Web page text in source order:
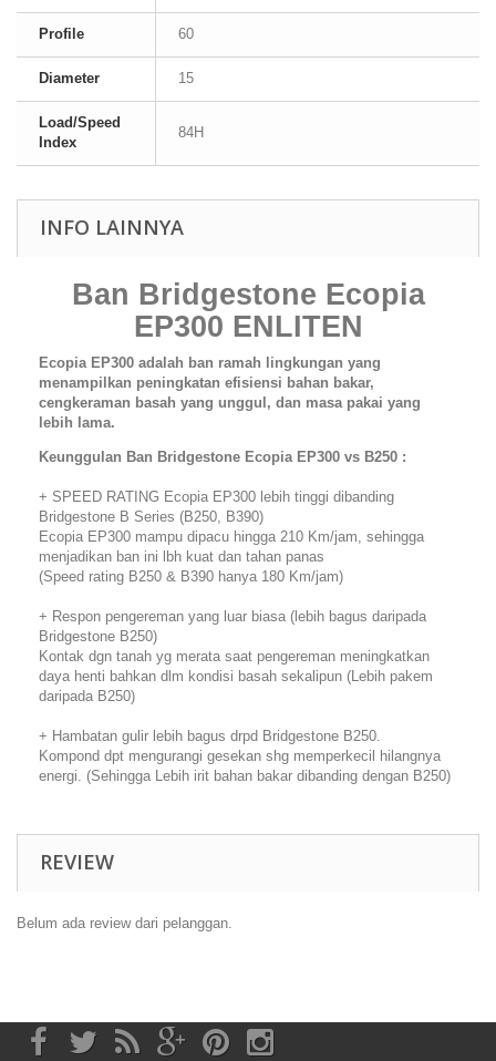
Profile 60
Diameter 15
Load/Speed
Index
84H
INFO LAINNYA
Ban Bridgestone Ecopia
EP300 ENLITEN
Ecopia EP300 adalah ban ramah lingkungan yang
menampilkan peningkatan efisiensi bahan bakar,
cengkeraman basah yang unggul, dan masa pakai yang
lebih lama.
Keunggulan Ban Bridgestone Ecopia EP300 vs B250 :
+ SPEED RATING Ecopia EP300 lebih tinggi dibanding
Bridgestone B Series (B250, B390)
Ecopia EP300 mampu dipacu hingga 210 Km/jam, sehingga
menjadikan ban ini lbh kuat dan tahan panas
(Speed rating B250 & B390 hanya 180 Km/jam)
+ Respon pengereman yang luar biasa (lebih bagus daripada
Bridgestone B250)
Kontak dgn tanah yg merata saat pengereman meningkatkan
daya henti bahkan dlm kondisi basah sekalipun (Lebih pakem
daripada B250)
+ Hambatan gulir lebih bagus drpd Bridgestone B250.
Kompond dpt mengurangi gesekan shg memperkecil hilangnya
energi. (Sehingga Lebih irit bahan bakar dibanding dengan B250)
REVIEW
Belum ada review dari pelanggan.